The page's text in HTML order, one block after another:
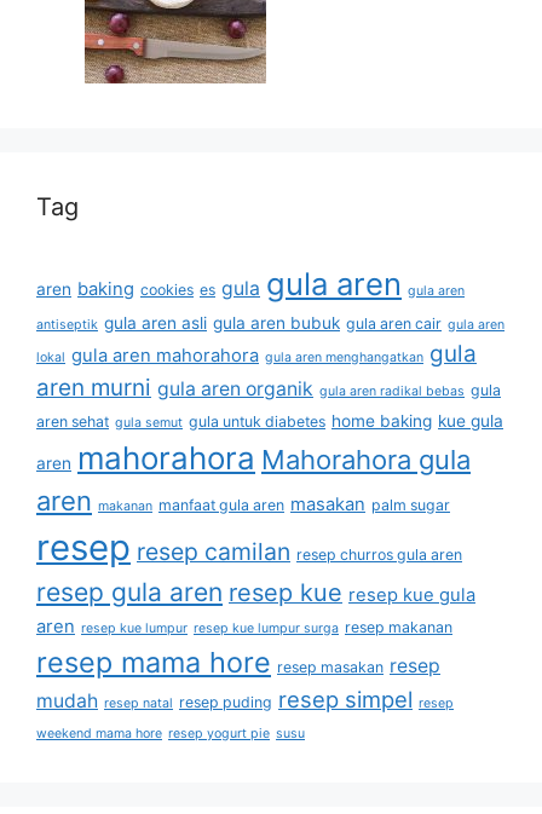
Tag
aren baking cookies es gula gula aren gula aren
antiseptik gula aren asli gula aren bubuk gula aren cair gula aren
lokal gula aren mahorahora gula aren menghangatkan gula
aren murni gula aren organik gula aren radikal bebas gula
aren sehat gula semut gula untuk diabetes home baking kue gula
aren mahorahora Mahorahora gula
aren makanan manfaat gula aren masakan palm sugar
resep resep camilan resep churros gula aren
resep gula aren resep kue resep kue gula
aren resep kue lumpur resep kue lumpur surga resep makanan
resep mama hore resep masakan resep
mudah resep natal resep puding resep simpel resep
weekend mama hore resep yogurt pie susu